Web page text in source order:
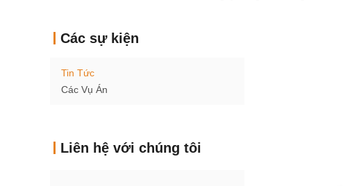
Các sự kiện
Tin Tức
Các Vụ Án
Liên hệ với chúng tôi